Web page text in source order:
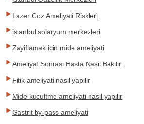
Lazer Goz Ameliyati Riskleri
istanbul solaryum merkezleri
Zayiflamak icin mide ameliyati
Ameliyat Sonrasi Hasta Nasil Bakilir
Fitik ameliyati nasil yapilir
Mide kucultme ameliyati nasil yapilir
Gastrit by-pass ameliyati